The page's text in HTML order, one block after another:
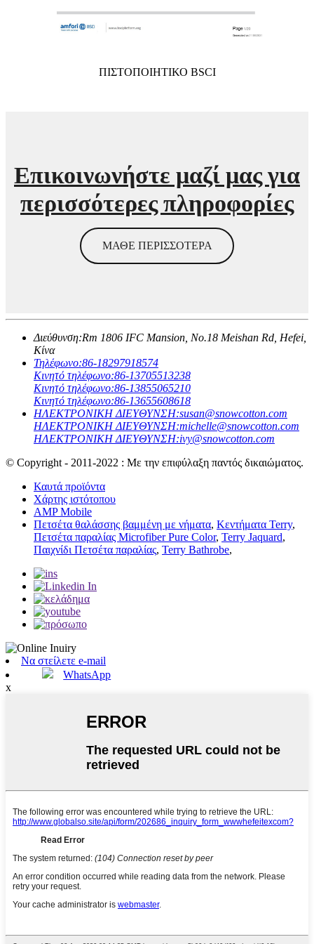
ΠΙΣΤΟΠΟΙΗΤΙΚΟ BSCI
Επικοινωνήστε μαζί μας για
περισσότερες πληροφορίες
ΜΑΘΕ ΠΕΡΙΣΣΟΤΕΡΑ
Διεύθυνση:Rm 1806 IFC Mansion, No.18 Meishan Rd, Hefei,
Κίνα
Τηλέφωνο:86-18297918574
Κινητό τηλέφωνο:86-13705513238
Κινητό τηλέφωνο:86-13855065210
Κινητό τηλέφωνο:86-13655608618
ΗΛΕΚΤΡΟΝΙΚΗ ΔΙΕΥΘΥΝΣΗ:susan@snowcotton.com
ΗΛΕΚΤΡΟΝΙΚΗ ΔΙΕΥΘΥΝΣΗ:michelle@snowcotton.com
ΗΛΕΚΤΡΟΝΙΚΗ ΔΙΕΥΘΥΝΣΗ:ivy@snowcotton.com
© Copyright - 2011-2022 : Με την επιφύλαξη παντός δικαιώματος.
Καυτά προϊόντα
Χάρτης ιστότοπου
AMP Mobile
Πετσέτα θαλάσσης βαμμένη με νήματα, Κεντήματα Terry,
Πετσέτα παραλίας Microfiber Pure Color, Terry Jaquard,
Παιχνίδι Πετσέτα παραλίας, Terry Bathrobe,
Να στείλετε e-mail
WhatsApp
x